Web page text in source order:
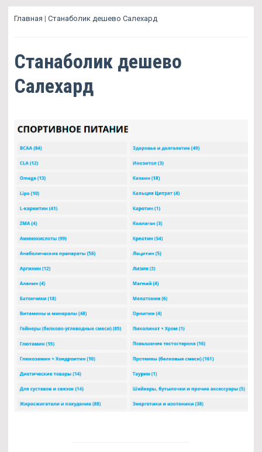
Главная | Станаболик дешево Салехард
Станаболик дешево
Салехард